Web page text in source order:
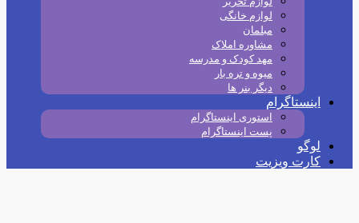
لوازم خانگی
مبلمان
مشاوره املاک
مهد کودک و مدرسه
میوه و تره بار
دیگر بنر ها
اینستاگرام
استوری اینستاگرام
پست اینستاگرام
لوگو
کارت ویزیت